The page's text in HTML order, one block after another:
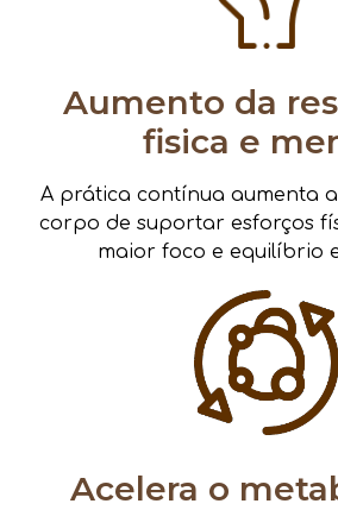
Aumento da
fisica e
A prática contínua aumenta
corpo de suportar esforços
maior foco e equilíbrio
Acelera o